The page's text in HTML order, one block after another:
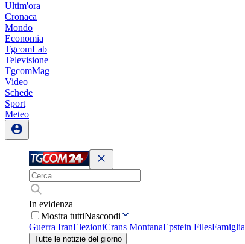
Ultim'ora
Cronaca
Mondo
Economia
TgcomLab
Televisione
TgcomMag
Video
Schede
Sport
Meteo
In evidenza
Mostra tuttiNascondi
Guerra IranElezioniCrans MontanaEpstein Files
Tutte le notizie del giorno